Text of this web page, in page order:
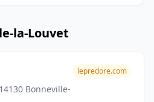
la-Louvet
Bonneville-
lepredore.com